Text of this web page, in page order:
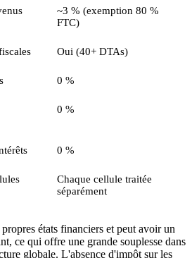
~3 % (exemption 80 %
FTC)
Oui (40+ DTAs)
0 %
0 %
0 %
Chaque cellule traitée
séparément
états financiers et peut avoir un
ce qui offre une grande souplesse dans
globale. L'absence d'impôt sur les